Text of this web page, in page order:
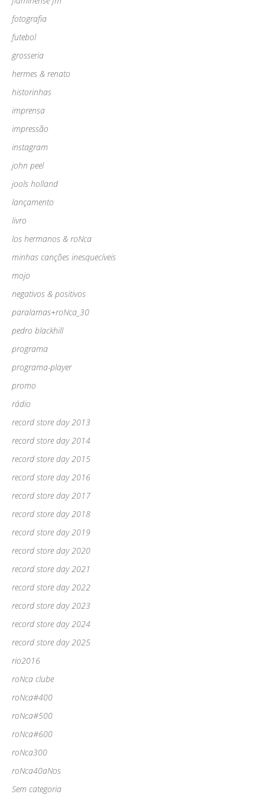
fotografia
futebol
grosseria
hermes & renato
historinhas
imprensa
impressão
instagram
john peel
jools holland
lançamento
livro
los hermanos & roNca
minhas canções inesquecíveis
mojo
negativos & positivos
paralamas+roNca_30
pedro blackhill
programa
programa-player
promo
rádio
record store day 2013
record store day 2014
record store day 2015
record store day 2016
record store day 2017
record store day 2018
record store day 2019
record store day 2020
record store day 2021
record store day 2022
record store day 2023
record store day 2024
record store day 2025
rio2016
roNca clube
roNca#400
roNca#500
roNca#600
roNca300
roNca40aNos
Sem categoria